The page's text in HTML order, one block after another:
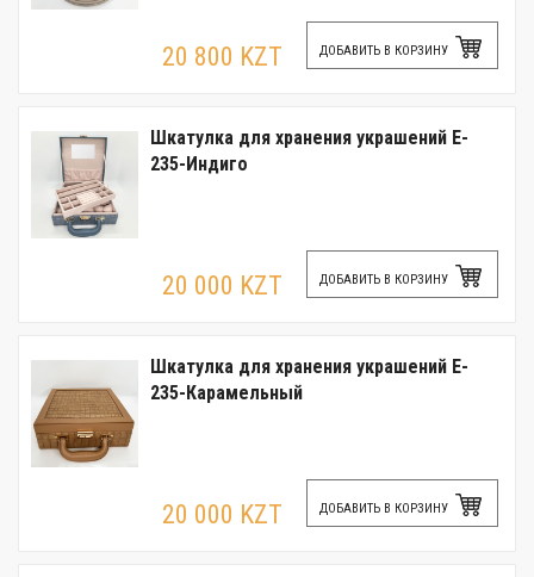
20 800 KZT ДОБАВИТЬ В КОРЗИНУ
Шкатулка для хранения украшений E-
235-Индиго
20 000 KZT ДОБАВИТЬ В КОРЗИНУ
Шкатулка для хранения украшений E-
235-Карамельный
20 000 KZT ДОБАВИТЬ В КОРЗИНУ